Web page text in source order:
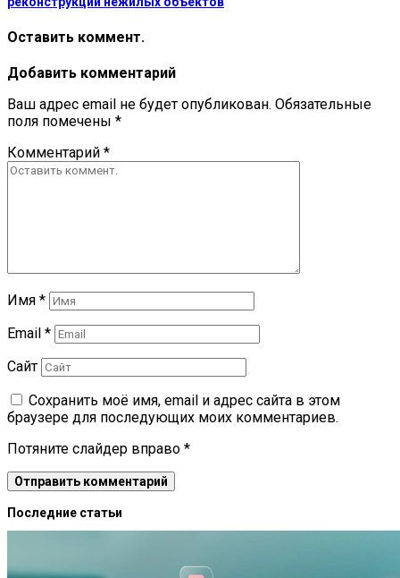
Оставить коммент.
Добавить комментарий
Ваш адрес email не будет опубликован. Обязательные
поля помечены *
Комментарий *
Имя *
Email *
Сайт
Сохранить моё имя, email и адрес сайта в этом
браузере для последующих моих комментариев.
Потяните слайдер вправо *
Последние статьи